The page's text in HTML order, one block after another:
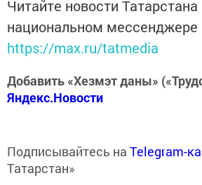
Читайте новости Татарстана
национальном
https://max.ru/tatmedia
Добавить «Хезмэт даны»
Яндекс.Новости
Подписывайтесь на Telegram-
Татарстан»